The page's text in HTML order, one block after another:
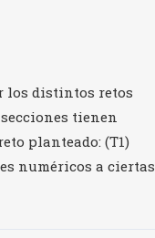
los distintos retos
tienen
planteado: (T1)
numéricos a ciertas